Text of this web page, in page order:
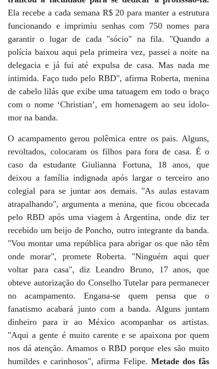
Ela recebe a cada semana R$ 20 para manter a estrutura
funcionando e imprimiu senhas com 750 nomes para
garantir o lugar de cada "sócio" na fila. "Quando a
polícia baixou aqui pela primeira vez, passei a noite na
delegacia e já fui até expulsa de casa. Mas nada me
intimida. Faço tudo pelo RBD", afirma Roberta, menina
de cabelo lilás que exibe uma tatuagem em todo o braço
com o nome ‘Christian’, em homenagem ao seu ídolo-
mor na banda.
O acampamento gerou polêmica entre os pais. Alguns,
revoltados, colocaram os filhos para fora de casa. É o
caso da estudante Giulianna Fortuna, 18 anos, que
deixou a família indignada após largar o terceiro ano
colegial para se juntar aos demais. "As aulas estavam
atrapalhando", argumenta a menina, que ficou obcecada
pelo RBD após uma viagem à Argentina, onde diz ter
recebido um beijo de Poncho, outro integrante da banda.
"Vou montar uma república para abrigar os que não têm
onde morar", promete Roberta. "Ninguém aqui quer
voltar para casa", diz Leandro Bruno, 17 anos, que
obteve autorização do Conselho Tutelar para permanecer
no acampamento. Engana-se quem pensa que o
fanatismo acabará junto com a banda. Alguns juntam
dinheiro para ir ao México acompanhar os artistas.
"Aqui a gente é muito carente e se apaixona por quem
nos dá atenção. Amamos o RBD porque eles são muito
humildes e carinhosos", afirma Felipe. Metade dos fãs